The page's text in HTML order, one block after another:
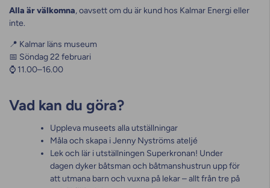
Alla är välkomna, oavsett om du är kund hos Kalmar Energi eller
inte.
📍 Kalmar läns museum
📅 Söndag 22 februari
⌚ 11.00–16.00
Vad kan du göra?
Uppleva museets alla utställningar
Måla och skapa i Jenny Nyströms ateljé
Lek och lär i utställningen Superkronan! Under
dagen dyker båtsman och båtmanshustrun upp för
att utmana barn och vuxna på lekar – allt från tre på